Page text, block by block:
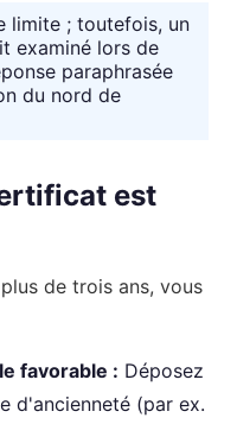
limite ; toutefois, un
examiné lors de
paraphrasée
du nord de
est
de trois ans, vous
favorable : Déposez
d'ancienneté (par ex.